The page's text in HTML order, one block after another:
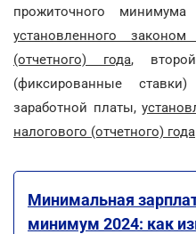
прожиточного
установленного
(отчетного) года,
(фиксированные
заработной платы,
налогового (отчетного) года
Минимальная
минимум 2024: как